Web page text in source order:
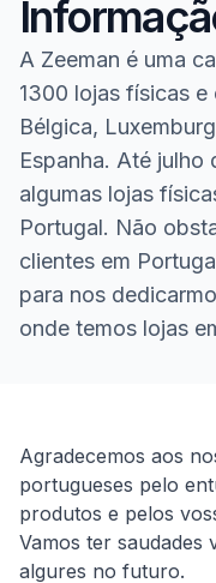
A Zeeman é uma
1300 lojas físicas e
Bélgica,
Espanha. Até julho
algumas lojas
Portugal. Não
clientes em
para nos
onde temos lojas
Agradecemos aos
portugueses pelo
produtos e pelos
Vamos ter saudades
algures no futuro.